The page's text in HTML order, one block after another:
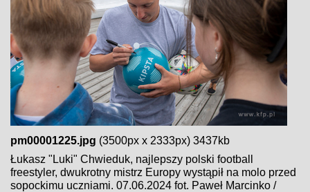
pm00001225.jpg (3500px x 2333px) 3437kb
Łukasz "Luki" Chwieduk, najlepszy polski football
freestyler, dwukrotny mistrz Europy wystąpił na molo przed
sopockimu uczniami. 07.06.2024 fot. Paweł Marcinko /